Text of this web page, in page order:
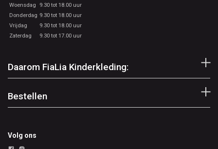
Woensdag
9.30 tot 18.00 uur
Donderdag 9.30 tot 18.00 uur
Vrijdag
9.30 tot 18.00 uur
Zaterdag
9.30 tot 17.00 uur
Daarom FiaLia Kinderkleding:
Bestellen
Volg ons